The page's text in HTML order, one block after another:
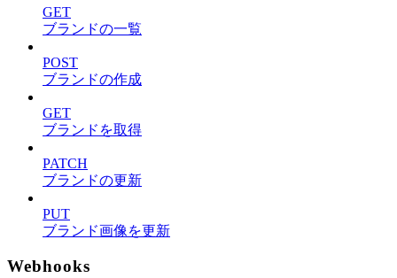
GET
ブランドの一覧
POST
ブランドの作成
GET
ブランドを取得
PATCH
ブランドの更新
PUT
ブランド画像を更新
Webhooks